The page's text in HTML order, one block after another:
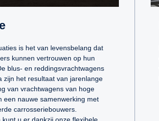
is het van levensbelang dat
kunnen vertrouwen op hun
blus- en reddingsvrachtwagens
zijn het resultaat van jarenlange
van vrachtwagens van hoge
een nauwe samenwerking met
carrosseriebouwers.